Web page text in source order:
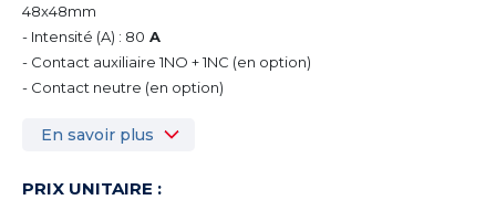
48x48mm
- Intensité (A) : 80 A
- Contact auxiliaire 1NO + 1NC (en option)
- Contact neutre (en option)
En savoir plus
PRIX UNITAIRE :